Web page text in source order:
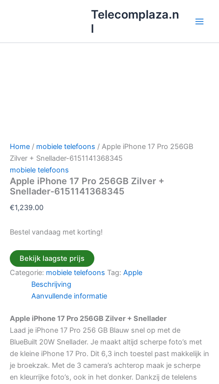
inhoud
Telecomplaza.n
l
Home / mobiele telefoons / Apple iPhone 17 Pro 256GB
Zilver + Snellader-6151141368345
mobiele telefoons
Apple iPhone 17 Pro 256GB Zilver +
Snellader-6151141368345
€1,239.00
Bestel vandaag met korting!
Bekijk laagste prijs
Categorie: mobiele telefoons Tag: Apple
Beschrijving
Aanvullende informatie
Apple iPhone 17 Pro 256GB Zilver + Snellader
Laad je iPhone 17 Pro 256 GB Blauw snel op met de
BlueBuilt 20W Snellader. Je maakt altijd scherpe foto’s met
de kleine iPhone 17 Pro. Dit 6,3 inch toestel past makkelijk in
je broekzak. Met de 3 camera’s achterop maak je scherpe
en kleurrijke foto’s, ook in het donker. Dankzij de telelens